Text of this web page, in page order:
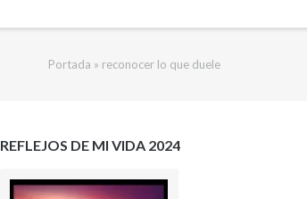
Portada » reconocer lo que duele
REFLEJOS DE MI VIDA 2024